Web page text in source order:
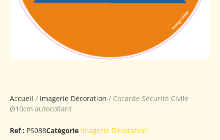
Accueil / Imagerie Décoration / Cocarde Sécurité Civile
Ø10cm autocollant
Ref : PS088Catégorie Imagerie Décoration